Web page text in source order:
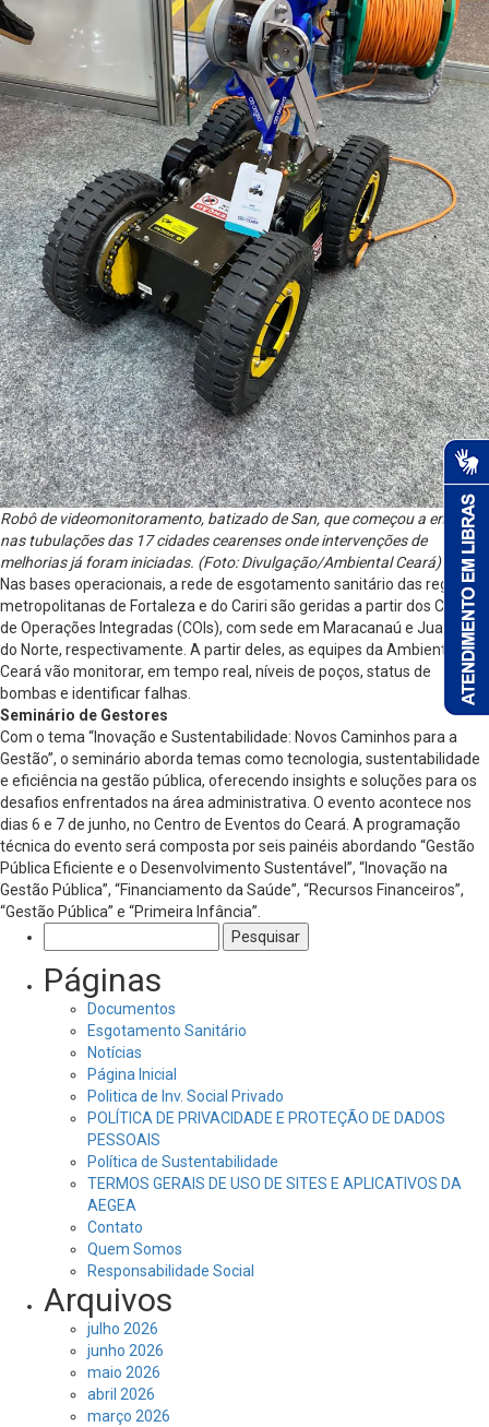
Robô de videomonitoramento, batizado de San, que começou a entrar
nas tubulações das 17 cidades cearenses onde intervenções de
melhorias já foram iniciadas. (Foto: Divulgação/Ambiental Ceará)
Nas bases operacionais, a rede de esgotamento sanitário das regiões
metropolitanas de Fortaleza e do Cariri são geridas a partir dos Centros
de Operações Integradas (COIs), com sede em Maracanaú e Juazeiro
do Norte, respectivamente. A partir deles, as equipes da Ambiental
Ceará vão monitorar, em tempo real, níveis de poços, status de
bombas e identificar falhas.
Seminário de Gestores
Com o tema “Inovação e Sustentabilidade: Novos Caminhos para a
Gestão”, o seminário aborda temas como tecnologia, sustentabilidade
e eficiência na gestão pública, oferecendo insights e soluções para os
desafios enfrentados na área administrativa. O evento acontece nos
dias 6 e 7 de junho, no Centro de Eventos do Ceará. A programação
técnica do evento será composta por seis painéis abordando “Gestão
Pública Eficiente e o Desenvolvimento Sustentável”, “Inovação na
Gestão Pública”, “Financiamento da Saúde”, “Recursos Financeiros”,
“Gestão Pública” e “Primeira Infância”.
por:
Páginas
Documentos
Esgotamento Sanitário
Notícias
Página Inicial
Politica de Inv. Social Privado
POLÍTICA DE PRIVACIDADE E PROTEÇÃO DE DADOS
PESSOAIS
Política de Sustentabilidade
TERMOS GERAIS DE USO DE SITES E APLICATIVOS DA
AEGEA
Contato
Quem Somos
Responsabilidade Social
Arquivos
julho 2026
junho 2026
maio 2026
abril 2026
março 2026